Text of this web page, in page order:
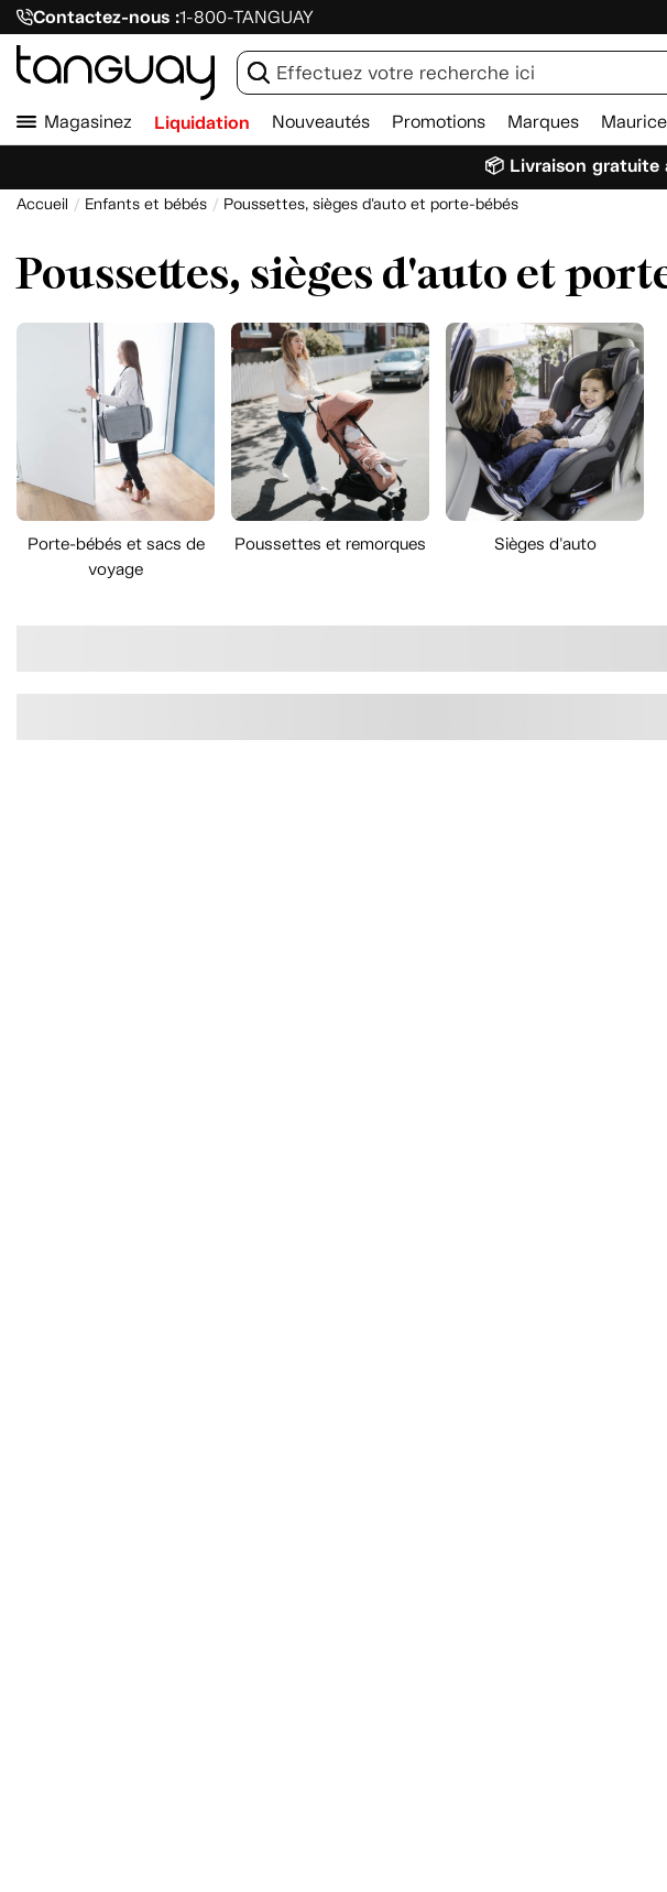
Contactez-nous :1-800-TANGUAY
Magasinez Liquidation Nouveautés Promotions Marques
📦 Livraison gratuite
Accueil Enfants et bébés Poussettes, sièges d'auto et porte-bébés
Poussettes, sièges d'auto et
Porte-bébés et sacs de
voyage
Poussettes et remorques Sièges d'auto